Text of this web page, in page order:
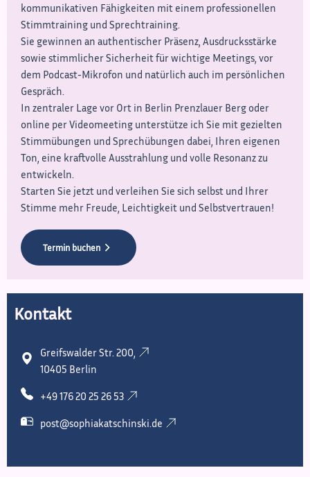
kommunikativen Fähigkeiten mit einem professionellen
Stimmtraining und Sprechtraining.
Sie gewinnen an authentischer Präsenz, Ausdrucksstärke
sowie stimmlicher Sicherheit für wichtige Meetings, vor
dem Podcast-Mikrofon und natürlich auch im persönlichen
Gespräch.
In zentraler Lage vor Ort in Berlin Prenzlauer Berg oder
online per Videomeeting unterstütze ich Sie mit gezielten
Stimmübungen und Sprechübungen dabei, Ihren eigenen
Ton, eine kraftvolle Ausstrahlung und volle Resonanz zu
entwickeln.
Starten Sie jetzt und verleihen Sie sich selbst und Ihrer
Stimme mehr Freude, Leichtigkeit und Selbstvertrauen!
Termin buchen
Kontakt
Greifswalder Str. 200,
10405 Berlin
+49 176 20 25 26 53
post@sophiakatschinski.de